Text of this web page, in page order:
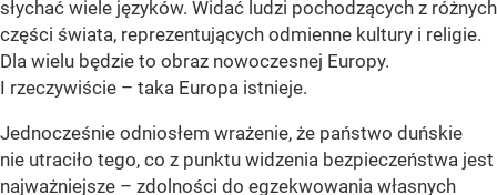
słychać wiele języków. Widać ludzi pochodzących z różnych
części świata, reprezentujących odmienne kultury i religie.
Dla wielu będzie to obraz nowoczesnej Europy.
I rzeczywiście – taka Europa istnieje.
Jednocześnie odniosłem wrażenie, że państwo duńskie
nie utraciło tego, co z punktu widzenia bezpieczeństwa jest
najważniejsze – zdolności do egzekwowania własnych